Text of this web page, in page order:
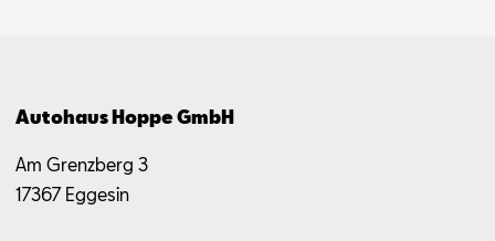
Autohaus Hoppe GmbH
Am Grenzberg 3
17367 Eggesin